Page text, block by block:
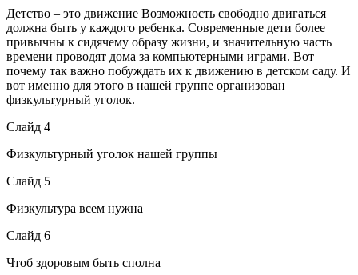
Детство – это движение Возможность свободно двигаться
должна быть у каждого ребенка. Современные дети более
привычны к сидячему образу жизни, и значительную часть
времени проводят дома за компьютерными играми. Вот
почему так важно побуждать их к движению в детском саду. И
вот именно для этого в нашей группе организован
физкультурный уголок.
Слайд 4
Физкультурный уголок нашей группы
Слайд 5
Физкультура всем нужна
Слайд 6
Чтоб здоровым быть сполна